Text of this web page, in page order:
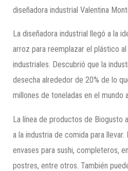
diseñadora industrial Valentina
La diseñadora industrial llegó a la
arroz para reemplazar el plástico
industriales. Descubrió que la
desecha alrededor de 20% de lo
millones de toneladas en el mundo
La línea de productos de Biogusto
a la industria de comida para
envases para sushi, completeros,
postres, entre otros. También